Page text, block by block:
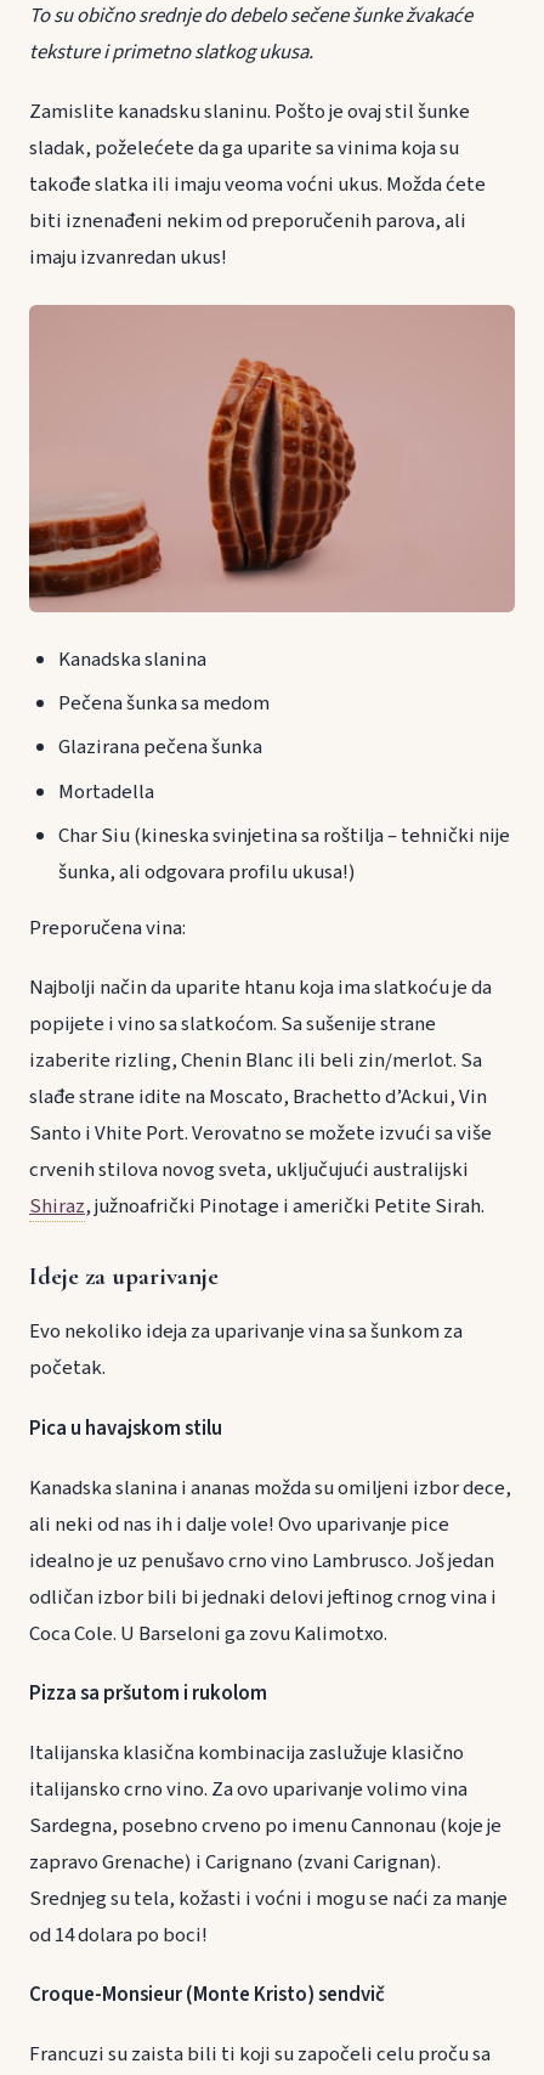
To su obično srednje do debelo sečene šunke žvakaće
teksture i primetno slatkog ukusa.
Zamislite kanadsku slaninu. Pošto je ovaj stil šunke
sladak, poželećete da ga uparite sa vinima koja su
takođe slatka ili imaju veoma voćni ukus. Možda ćete
biti iznenađeni nekim od preporučenih parova, ali
imaju izvanredan ukus!
Kanadska slanina
Pečena šunka sa medom
Glazirana pečena šunka
Mortadella
Char Siu (kineska svinjetina sa roštilja – tehnički nije
šunka, ali odgovara profilu ukusa!)
Preporučena vina:
Najbolji način da uparite htanu koja ima slatkoću je da
popijete i vino sa slatkoćom. Sa sušenije strane
izaberite rizling, Chenin Blanc ili beli zin/merlot. Sa
slađe strane idite na Moscato, Brachetto d’Ackui, Vin
Santo i Vhite Port. Verovatno se možete izvući sa više
crvenih stilova novog sveta, uključujući australijski
Shiraz, južnoafrički Pinotage i američki Petite Sirah.
Ideje za uparivanje
Evo nekoliko ideja za uparivanje vina sa šunkom za
početak.
Pica u havajskom stilu
Kanadska slanina i ananas možda su omiljeni izbor dece,
ali neki od nas ih i dalje vole! Ovo uparivanje pice
idealno je uz penušavo crno vino Lambrusco. Još jedan
odličan izbor bili bi jednaki delovi jeftinog crnog vina i
Coca Cole. U Barseloni ga zovu Kalimotxo.
Pizza sa pršutom i rukolom
Italijanska klasična kombinacija zaslužuje klasično
italijansko crno vino. Za ovo uparivanje volimo vina
Sardegna, posebno crveno po imenu Cannonau (koje je
zapravo Grenache) i Carignano (zvani Carignan).
Srednjeg su tela, kožasti i voćni i mogu se naći za manje
od 14 dolara po boci!
Croque-Monsieur (Monte Kristo) sendvič
Francuzi su zaista bili ti koji su započeli celu proču sa